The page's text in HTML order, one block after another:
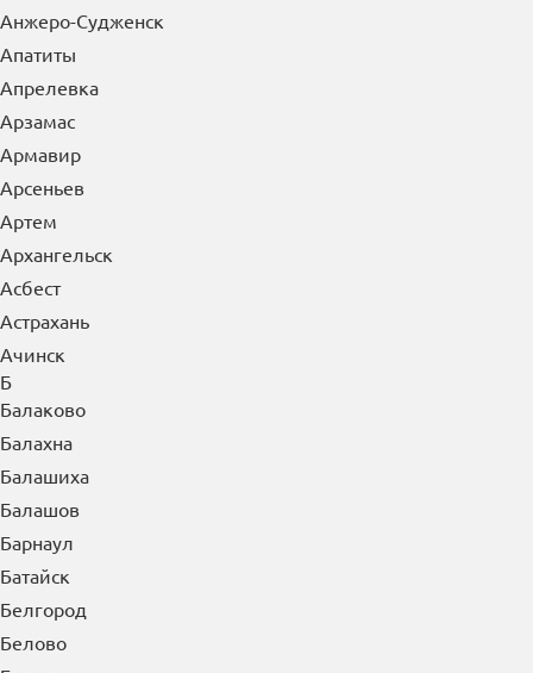
Анжеро-Судженск
Апатиты
Апрелевка
Арзамас
Армавир
Арсеньев
Артем
Архангельск
Асбест
Астрахань
Ачинск
Б
Балаково
Балахна
Балашиха
Балашов
Барнаул
Батайск
Белгород
Белово